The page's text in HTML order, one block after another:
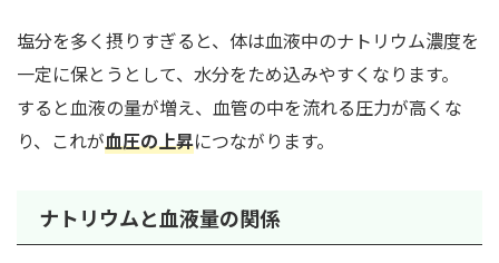
塩分を多く摂りすぎると、体は血液中のナトリウム濃度を
一定に保とうとして、水分をため込みやすくなります。
すると血液の量が増え、血管の中を流れる圧力が高くな
り、これが血圧の上昇につながります。
ナトリウムと血液量の関係